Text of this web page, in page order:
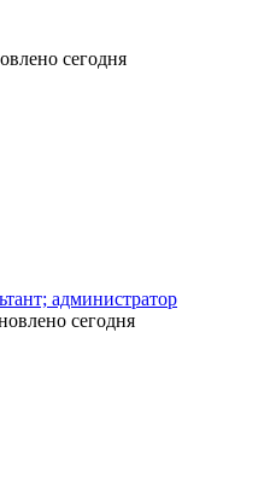
сегодня
администратор
сегодня